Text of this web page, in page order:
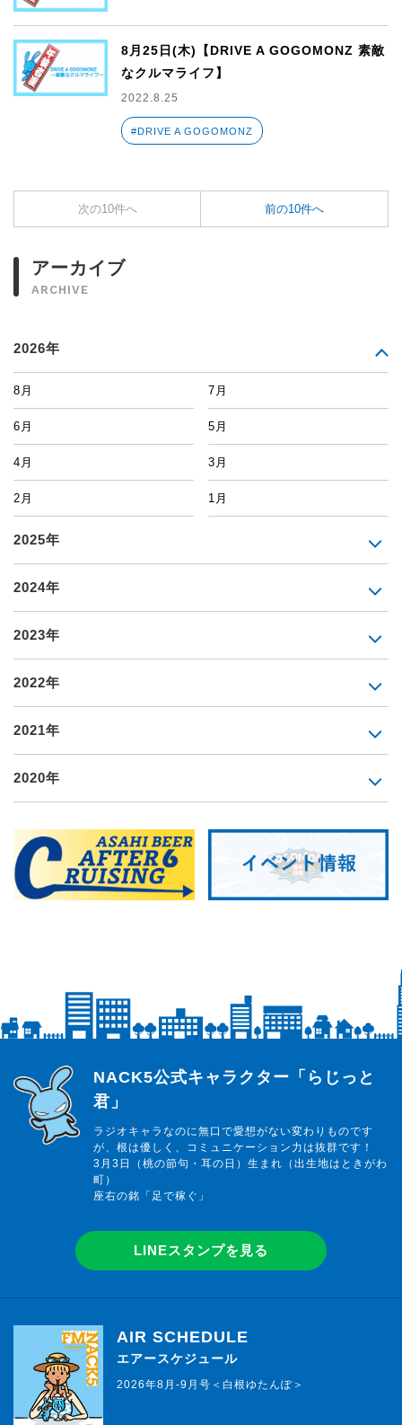
8月25日(木)【DRIVE A GOGOMONZ 素敵
なクルマライフ】
2022.8.25
#DRIVE A GOGOMONZ
次の10件へ 前の10件へ
アーカイブ
ARCHIVE
2026年
8月 7月
6月 5月
4月 3月
2月 1月
2025年
2024年
2023年
2022年
2021年
2020年
らじっと君
NACK5公式キャラクター「らじっと
君」
ラジオキャラなのに無口で愛想がない変わりものです
が、根は優しく、コミュニケーション力は抜群です！
3月3日（桃の節句・耳の日）生まれ（出生地はときがわ
町）
座右の銘「足で稼ぐ」
LINEスタンプを見る
AIR SCHEDULE
エアースケジュール
2026年8月-9月号＜白根ゆたんぽ＞